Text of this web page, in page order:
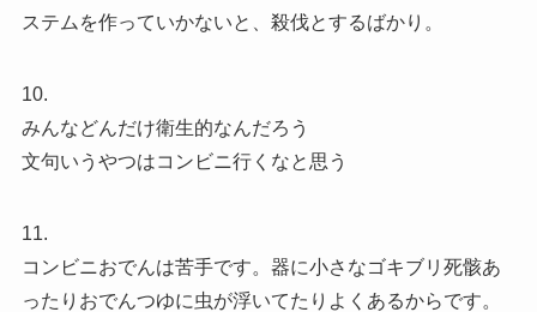
ステムを作っていかないと、殺伐とするばかり。
10.
みんなどんだけ衛生的なんだろう
文句いうやつはコンビニ行くなと思う
11.
コンビニおでんは苦手です。器に小さなゴキブリ死骸あ
ったりおでんつゆに虫が浮いてたりよくあるからです。